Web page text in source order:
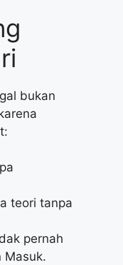
bukan
teori tanpa
pernah
Masuk.